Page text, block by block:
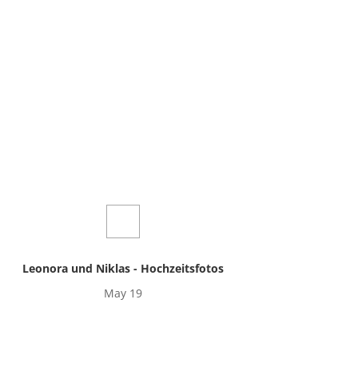
Leonora und Niklas - Hochzeitsfotos
May 19